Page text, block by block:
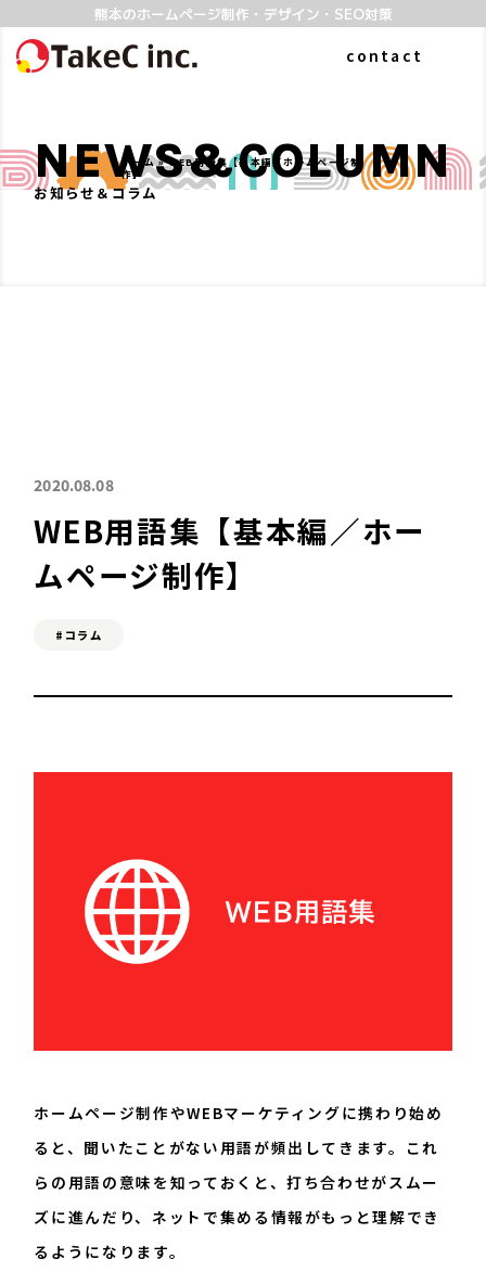
熊本のホームページ制作・デザイン・SEO対策
contact
ホームページ制作
SEO対策&MEO対策
Web広告
CONTACT
NEWS&COLUMN
お知らせ＆コラム
ホーム»WEB用語集【基本編／ホームページ制
作】
2020.08.08
WEB用語集【基本編／ホー
ムページ制作】
#コラム
ホームページ制作やWEBマーケティングに携わり始め
ると、聞いたことがない用語が頻出してきます。これ
らの用語の意味を知っておくと、打ち合わせがスムー
ズに進んだり、ネットで集める情報がもっと理解でき
るようになります。